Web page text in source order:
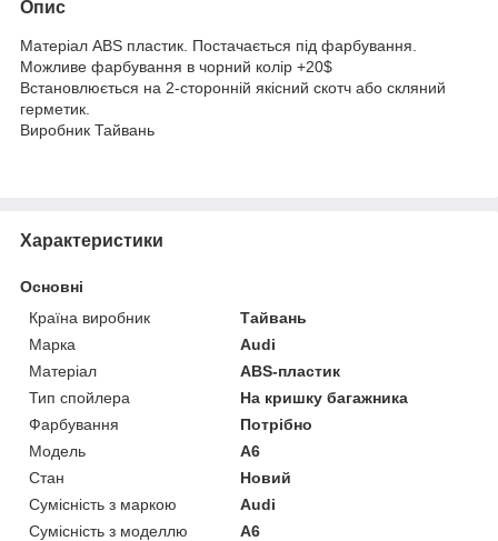
Опис
Матеріал ABS пластик. Постачається під фарбування.
Можливе фарбування в чорний колір +20$
Встановлюється на 2-сторонній якісний скотч або скляний
герметик.
Виробник Тайвань
Характеристики
Основні
Країна виробник
Тайвань
Марка
Audi
Матеріал
ABS-пластик
Тип спойлера
На кришку багажника
Фарбування
Потрібно
Модель
A6
Стан
Новий
Сумісність з маркою
Audi
Сумісність з моделлю
A6